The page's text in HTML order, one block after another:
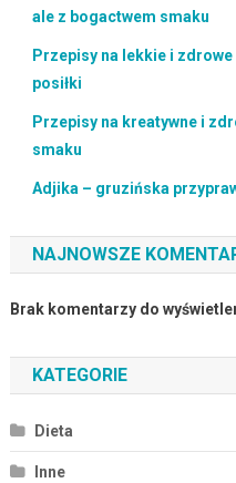
ale z bogactwem smaku
Przepisy na lekkie i
posiłki
Przepisy na kreatywne i
smaku
Adjika – gruzińska
NAJNOWSZE
Brak komentarzy do
KATEGORIE
Dieta
Inne